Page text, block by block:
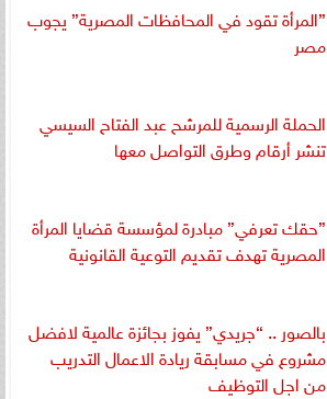
”المرأة تقود في المحافظات المصرية” يجوب
مصر
الحملة الرسمية للمرشح عبد الفتاح السيسي
تنشر أرقام وطرق التواصل معها
”حقك تعرفي” مبادرة لمؤسسة قضايا المرأة
المصرية تهدف تقديم التوعية القانونية
بالصور .. “جريدي” يفوز بجائزة عالمية لافضل
مشروع في مسابقة ريادة الاعمال التدريب
من اجل التوظيف